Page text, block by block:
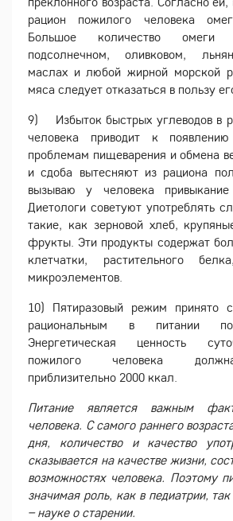
рацион пожилого человека
Большое количество омеги
подсолнечном, оливковом,
маслах и любой жирной морской
мяса следует отказаться в пользу
9) Избыток быстрых углеводов в
человека приводит к
проблемам пищеварения и обмена
и сдоба вытесняют из рациона
вызываю у человека привыкание
Диетологи советуют употреблять
такие, как зерновой хлеб,
фрукты. Эти продукты содержат
клетчатки, растительного
микроэлементов.
10) Пятиразовый режим принято
рациональным в питании
Энергетическая ценность
пожилого человека
приблизительно 2000 ккал.
Питание является важным
человека. С самого раннего
дня, количество и качество
сказывается на качестве жизни,
возможностях человека. Поэтому
значимая роль, как в педиатрии,
– науке о старении.